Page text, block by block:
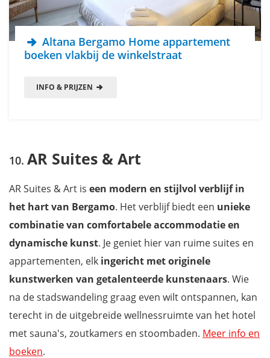
Altana Bergamo Home appartement
boeken vlakbij de winkelstraat
INFO & PRIJZEN
AR Suites & Art
AR Suites & Art is een modern en stijlvol verblijf in
het hart van Bergamo. Het verblijf biedt een unieke
combinatie van comfortabele accommodatie en
dynamische kunst. Je geniet hier van ruime suites en
appartementen, elk ingericht metoriginele
kunstwerken van getalenteerde kunstenaars. Wie
na de stadswandeling graag even wilt ontspannen, kan
terecht in de uitgebreide wellnessruimte van het hotel
met sauna's, zoutkamers en stoombaden. Meer info en
boeken.